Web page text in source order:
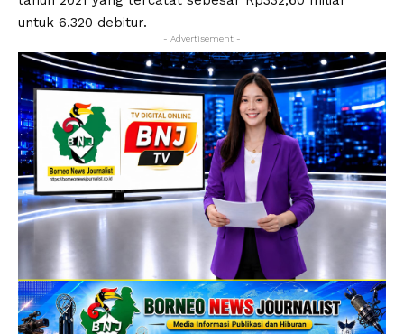
untuk 6.320 debitur.
- Advertisement -